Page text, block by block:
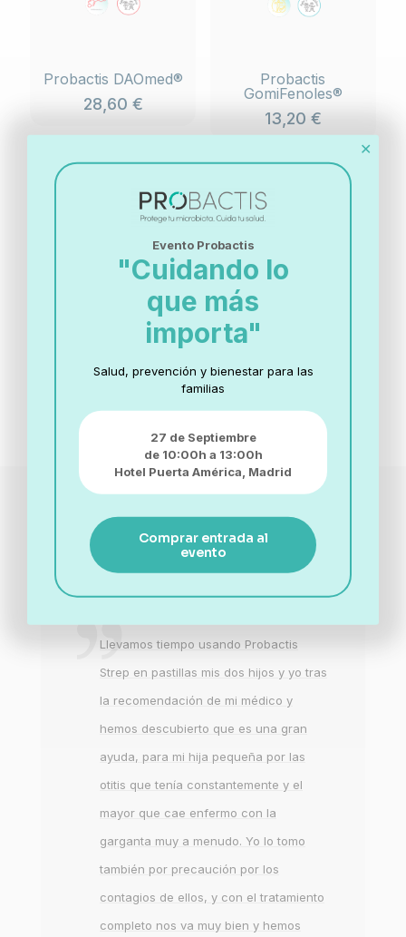
Probactis DAOmed®
28,60 €
Probactis
GomiFenoles®
13,20 €
Probactis Biflora® Probactis Infantia®
Aquí hablan los que ya vivieron la
experiencia.
Llevamos tiempo usando Probactis
Strep en pastillas mis dos hijos y yo tras
la recomendación de mi médico y
hemos descubierto que es una gran
ayuda, para mi hija pequeña por las
otitis que tenía constantemente y el
mayor que cae enfermo con la
garganta muy a menudo. Yo lo tomo
también por precaución por los
contagios de ellos, y con el tratamiento
completo nos va muy bien y hemos
✕
Evento Probactis
"Cuidando lo
que más
importa"
Salud, prevención y bienestar para las
familias
27 de Septiembre
de 10:00h a 13:00h
Hotel Puerta América, Madrid
Comprar entrada al
evento